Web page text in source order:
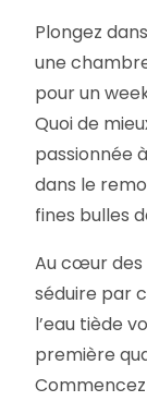
Plongez
une
pour un
Quoi de
passionnée
dans le
fines bulles
Au cœur des
séduire par
l’eau tiède
première